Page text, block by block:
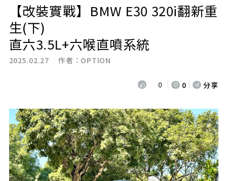
【改裝實戰】BMW E30 320i翻新重
生(下)
直六3.5L+六喉直噴系統
2025.02.27 作者： OPTION
0 0 分享